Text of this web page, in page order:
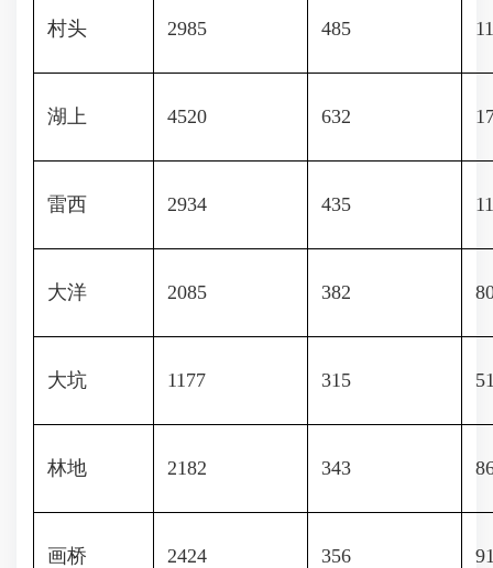
村头 2985 485
湖上 4520 632
雷西 2934 435
大洋 2085 382
大坑 1177 315
林地 2182 343
画桥 2424 356